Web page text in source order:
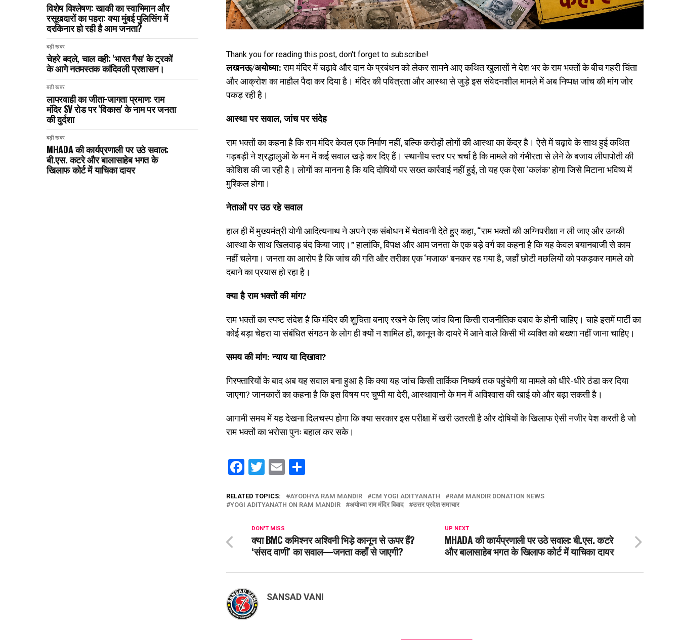
विशेष विश्लेषण: खाकी का स्वाभिमान और
रसूखदारों का पहरा: क्या मुंबई पुलिसिंग में
दरकिनार हो रही है आम जनता?
बड़ी खबर
चेहरे बदले, चाल वही: 'भारत गैस' के ट्रकों
के आगे नतमस्तक कांदिवली प्रशासन।
बड़ी खबर
लापरवाही का जीता-जागता प्रमाण: राम
मंदिर SV रोड पर 'विकास' के नाम पर जनता
की दुर्दशा
बड़ी खबर
MHADA की कार्यप्रणाली पर उठे सवाल:
बी.एस. कटरे और बालासाहेब भगत के
खिलाफ कोर्ट में याचिका दायर
Thank you for reading this post, don't forget to subscribe!
लखनऊ/अयोध्या:राम मंदिर में चढ़ावे और दान के प्रबंधन को लेकर सामने आए कथित खुलासों ने देश भर के राम भक्तों के बीच गहरी चिंता
और आक्रोश का माहौल पैदा कर दिया है। मंदिर की पवित्रता और आस्था से जुड़े इस संवेदनशील मामले में अब निष्पक्ष जांच की मांग जोर
पकड़ रही है।
आस्था पर सवाल, जांच पर संदेह
राम भक्तों का कहना है कि राम मंदिर केवल एक निर्माण नहीं, बल्कि करोड़ों लोगों की आस्था का केंद्र है। ऐसे में चढ़ावे के साथ हुई कथित
गड़बड़ी ने श्रद्धालुओं के मन में कई सवाल खड़े कर दिए हैं। स्थानीय स्तर पर चर्चा है कि मामले को गंभीरता से लेने के बजाय लीपापोती की
कोशिश की जा रही है। लोगों का मानना है कि यदि दोषियों पर सख्त कार्रवाई नहीं हुई, तो यह एक ऐसा ‘कलंक’ होगा जिसे मिटाना भविष्य में
मुश्किल होगा।
नेताओं पर उठ रहे सवाल
हाल ही में मुख्यमंत्री योगी आदित्यनाथ ने अपने एक संबोधन में चेतावनी देते हुए कहा, “राम भक्तों की अग्निपरीक्षा न ली जाए और उनकी
आस्था के साथ खिलवाड़ बंद किया जाए।” हालांकि, विपक्ष और आम जनता के एक बड़े वर्ग का कहना है कि यह केवल बयानबाजी से काम
नहीं चलेगा। जनता का आरोप है कि जांच की गति और तरीका एक ‘मजाक’ बनकर रह गया है, जहाँ छोटी मछलियों को पकड़कर मामले को
दबाने का प्रयास हो रहा है।
क्या है राम भक्तों की मांग?
राम भक्तों का स्पष्ट संदेश है कि मंदिर की शुचिता बनाए रखने के लिए जांच बिना किसी राजनीतिक दबाव के होनी चाहिए। चाहे इसमें पार्टी का
कोई बड़ा चेहरा या संबंधित संगठन के लोग ही क्यों न शामिल हों, कानून के दायरे में आने वाले किसी भी व्यक्ति को बख्शा नहीं जाना चाहिए।
समय की मांग: न्याय या दिखावा?
गिरफ्तारियों के बाद अब यह सवाल बना हुआ है कि क्या यह जांच किसी तार्किक निष्कर्ष तक पहुंचेगी या मामले को धीरे-धीरे ठंडा कर दिया
जाएगा? जानकारों का कहना है कि इस विषय पर चुप्पी या देरी, आस्थावानों के मन में अविश्वास की खाई को और बढ़ा सकती है।
आगामी समय में यह देखना दिलचस्प होगा कि क्या सरकार इस परीक्षा में खरी उतरती है और दोषियों के खिलाफ ऐसी नजीर पेश करती है जो
राम भक्तों का भरोसा पुनः बहाल कर सके।
Facebook
Twitter
Email
RELATED TOPICS: AYODHYA RAM MANDIR CM YOGI ADITYANATH
RAM MANDIR DONATION NEWS
YOGI ADITYANATH ON RAM MANDIR
अयोध्या राम मंदिर विवाद उत्तर प्रदेश समाचार
UP NEXT
MHADA की कार्यप्रणाली पर उठे सवाल: बी.एस. कटरे
और बालासाहेब भगत के खिलाफ कोर्ट में याचिका दायर
DON'T MISS
क्या BMC कमिश्नर अश्विनी भिड़े कानून से ऊपर हैं?
‘संसद वाणी’ का सवाल—जनता कहाँ से जाएगी?
SANSAD VANI